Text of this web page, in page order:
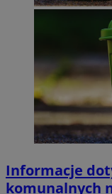
Informacje
komunalnych